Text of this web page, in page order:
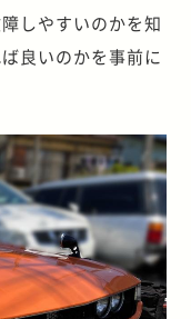
しやすいのかを知
良いのかを事前に